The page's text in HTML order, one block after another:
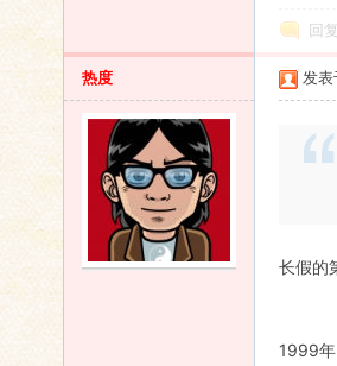
回复
热度 发
长假的
1999